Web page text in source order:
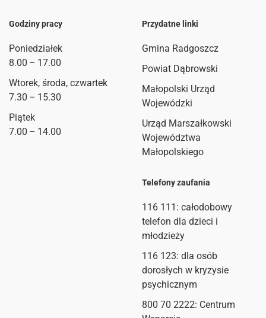
Godziny pracy
Poniedziałek
8.00 – 17.00
Wtorek, środa, czwartek
7.30 – 15.30
Piątek
7.00 – 14.00
Przydatne linki
Gmina Radgoszcz
Powiat Dąbrowski
Małopolski Urząd
Wojewódzki
Urząd Marszałkowski
Województwa
Małopolskiego
Telefony zaufania
116 111 : całodobowy
telefon dla dzieci i
młodzieży
116 123: dla osób
dorosłych w kryzysie
psychicznym
800 70 2222: Centrum